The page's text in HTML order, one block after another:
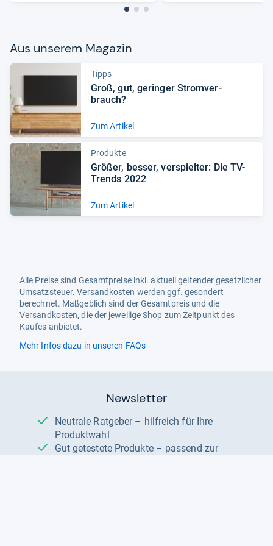
Aus unse­rem Maga­zin
Tipps
Groß, gut, gerin­ger Strom­ver­
brauch?
Zum Artikel
Produkte
Grö­ßer, bes­ser, ver­spiel­ter: Die TV-​
Trends 2022
Zum Artikel
Alle Preise sind Gesamtpreise inkl. aktuell geltender gesetzlicher
Umsatzsteuer. Versandkosten werden ggf. gesondert
berechnet. Maßgeblich sind der Gesamtpreis und die
Versandkosten, die der jeweilige Shop zum Zeitpunkt des
Kaufes anbietet.
Mehr Infos dazu in unseren FAQs
Newsletter
Neutrale Ratgeber – hilfreich für Ihre
Produktwahl
Gut getestete Produkte – passend zur